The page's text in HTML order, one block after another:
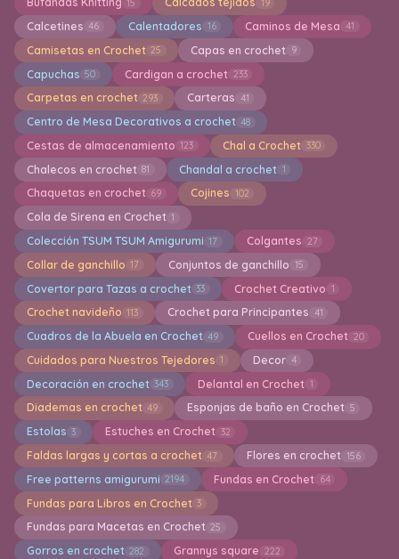
Calcetines 46 Calentadores 16 Caminos de Mesa 41
Camisetas en Crochet 25 Capas en crochet 9
Capuchas 50 Cardigan a crochet 233
Carpetas en crochet 293 Carteras 41
Centro de Mesa Decorativos a crochet 48
Cestas de almacenamiento 123 Chal a Crochet 330
Chalecos en crochet 81 Chandal a crochet 1
Chaquetas en crochet 69 Cojines 102
Cola de Sirena en Crochet 1
Colección TSUM TSUM Amigurumi 17 Colgantes 27
Collar de ganchillo 17 Conjuntos de ganchillo 15
Covertor para Tazas a crochet 33 Crochet Creativo 1
Crochet navideño 113 Crochet para Principantes 41
Cuadros de la Abuela en Crochet 49 Cuellos en Crochet 20
Cuidados para Nuestros Tejedores 1 Decor 4
Decoración en crochet 343 Delantal en Crochet 1
Diademas en crochet 49 Esponjas de baño en Crochet 5
Estolas 3 Estuches en Crochet 32
Faldas largas y cortas a crochet 47 Flores en crochet 156
Free patterns amigurumi 2194 Fundas en Crochet 64
Fundas para Libros en Crochet 3
Fundas para Macetas en Crochet 25
Gorros en crochet 282 Grannys square 222